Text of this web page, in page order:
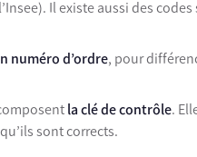
Il existe aussi des
numéro d’ordre, pour
la clé de contrôle.
sont corrects.